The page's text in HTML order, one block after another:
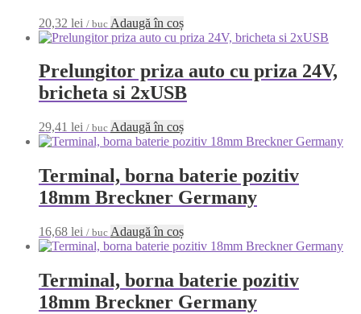
20,32 lei / buc Adaugă în coș
Prelungitor priza auto cu priza 24V,
bricheta si 2xUSB
29,41 lei / buc Adaugă în coș
Terminal, borna baterie pozitiv
18mm Breckner Germany
16,68 lei / buc Adaugă în coș
Terminal, borna baterie pozitiv
18mm Breckner Germany